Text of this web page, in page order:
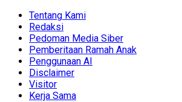
Tentang Kami
Redaksi
Pedoman Media Siber
Pemberitaan Ramah Anak
Penggunaan AI
Disclaimer
Visitor
Kerja Sama